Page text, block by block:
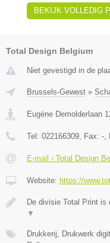
BEKIJK VOLLEDIG
Total Design Belgium
Niet gevestigd in de
Brussels-Gewest »
Eugène Demolderlaan
Tel: 022166309 , Fax: -
E-mail › Total Design
Website: https://
De divisie Total Print is
▼
Drukkerij, Drukwerk